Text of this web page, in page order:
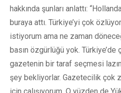
hakkında şunları anlattı:
buraya attı. Türkiye’yi çok
istiyorum ama ne zaman
basın özgürlüğü yok. Türkiye’de
gazetenin bir taraf seçmesi
şey bekliyorlar. Gazetecilik çok